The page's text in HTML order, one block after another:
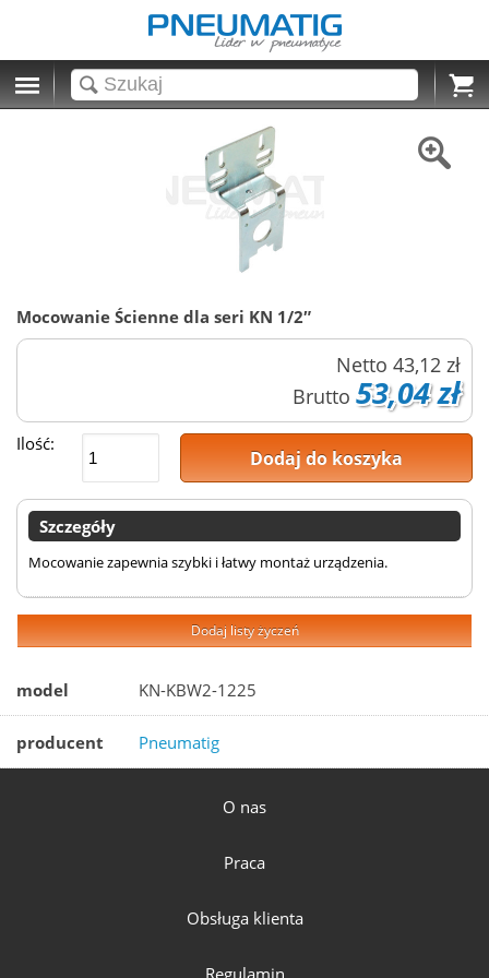
Cart
Mocowanie Ścienne dla seri KN 1/2″
Netto 43,12 zł
Brutto 53,04 zł
Ilość:
Dodaj do koszyka
Szczegóły
Mocowanie zapewnia szybki i łatwy montaż urządzenia.
Dodaj listy życzeń
model KN-KBW2-1225
producent Pneumatig
O nas
Praca
Obsługa klienta
Regulamin